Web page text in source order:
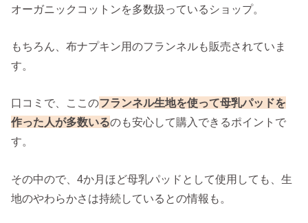
オーガニックコットンを多数扱っているショップ。
もちろん、布ナプキン用のフランネルも販売されていま
す。
口コミで、ここのフランネル生地を使って母乳パッドを
作った人が多数いるのも安心して購入できるポイントで
す。
その中ので、4か月ほど母乳パッドとして使用しても、生
地のやわらかさは持続しているとの情報も。